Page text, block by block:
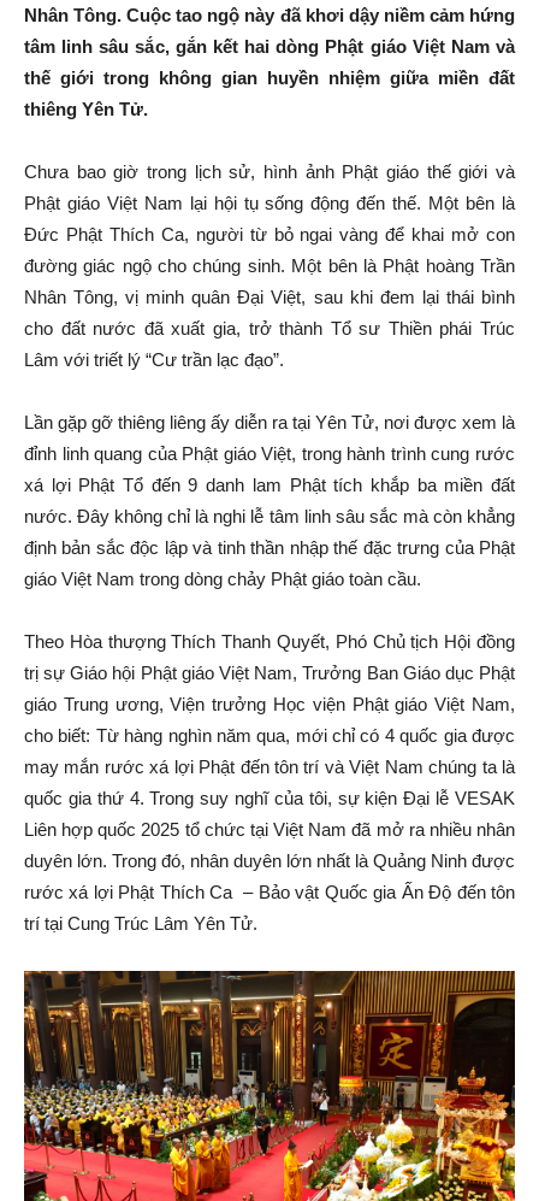
Lãng
Hải
Phòng
Nhân Tông. Cuộc tao ngộ này đã khơi dậy niềm cảm hứng
tâm linh sâu sắc, gắn kết hai dòng Phật giáo Việt Nam và
thế giới trong không gian huyền nhiệm giữa miền đất
thiêng Yên Tử.
Chưa bao giờ trong lịch sử, hình ảnh Phật giáo thế giới và
Phật giáo Việt Nam lại hội tụ sống động đến thế. Một bên là
Đức Phật Thích Ca, người từ bỏ ngai vàng để khai mở con
đường giác ngộ cho chúng sinh. Một bên là Phật hoàng Trần
Nhân Tông, vị minh quân Đại Việt, sau khi đem lại thái bình
cho đất nước đã xuất gia, trở thành Tổ sư Thiền phái Trúc
Lâm với triết lý “Cư trần lạc đạo”.
Lần gặp gỡ thiêng liêng ấy diễn ra tại Yên Tử, nơi được xem là
đỉnh linh quang của Phật giáo Việt, trong hành trình cung rước
xá lợi Phật Tổ đến 9 danh lam Phật tích khắp ba miền đất
nước. Đây không chỉ là nghi lễ tâm linh sâu sắc mà còn khẳng
định bản sắc độc lập và tinh thần nhập thế đặc trưng của Phật
giáo Việt Nam trong dòng chảy Phật giáo toàn cầu.
Theo Hòa thượng Thích Thanh Quyết, Phó Chủ tịch Hội đồng
trị sự Giáo hội Phật giáo Việt Nam, Trưởng Ban Giáo dục Phật
giáo Trung ương, Viện trưởng Học viện Phật giáo Việt Nam,
cho biết: Từ hàng nghìn năm qua, mới chỉ có 4 quốc gia được
may mắn rước xá lợi Phật đến tôn trí và Việt Nam chúng ta là
quốc gia thứ 4. Trong suy nghĩ của tôi, sự kiện Đại lễ VESAK
Liên hợp quốc 2025 tổ chức tại Việt Nam đã mở ra nhiều nhân
duyên lớn. Trong đó, nhân duyên lớn nhất là Quảng Ninh được
rước xá lợi Phật Thích Ca – Bảo vật Quốc gia Ấn Độ đến tôn
trí tại Cung Trúc Lâm Yên Tử.